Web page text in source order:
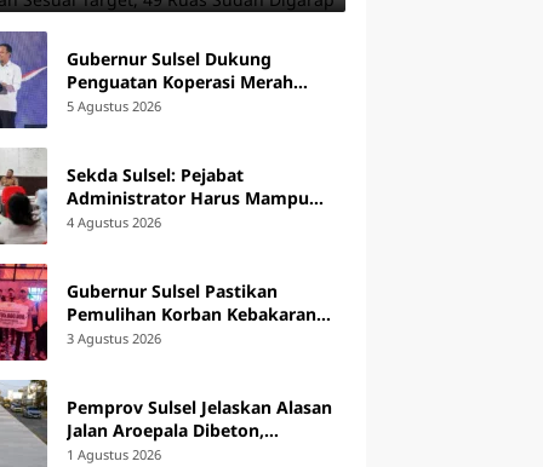
Gubernur Sulsel Dukung
Penguatan Koperasi Merah
Putih, Siap Tindaklanjuti Arahan
5 Agustus 2026
Sekda Sulsel: Pejabat
Administrator Harus Mampu
Memimpin Perubahan
4 Agustus 2026
Gubernur Sulsel Pastikan
Pemulihan Korban Kebakaran
Tallo, Serahkan Bantuan Rp795
3 Agustus 2026
Pemprov Sulsel Jelaskan Alasan
Jalan Aroepala Dibeton,
Hertasning Tetap Diaspal
1 Agustus 2026